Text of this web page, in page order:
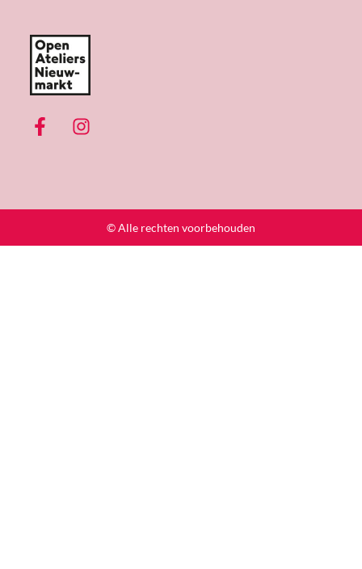
© Alle rechten voorbehouden